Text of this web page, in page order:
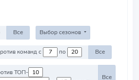
Все Выбор сезонов
Против команд с по Все
ТОП-
Все